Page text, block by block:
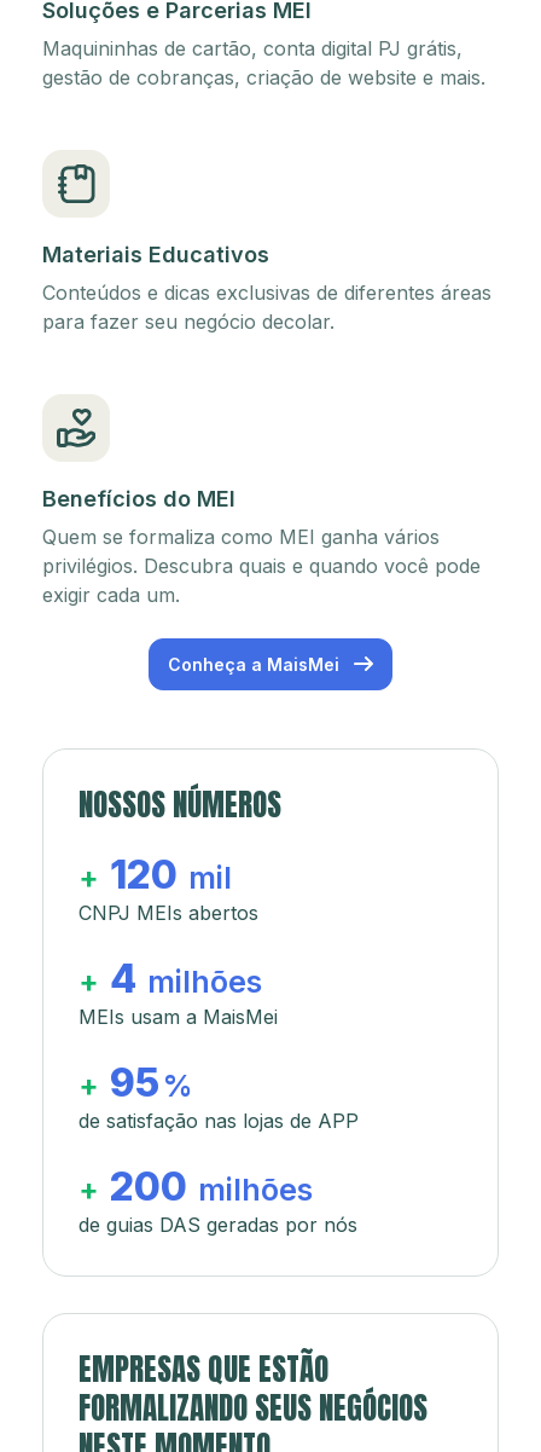
Soluções e Parcerias MEI
Maquininhas de cartão, conta digital PJ grátis,
gestão de cobranças, criação de website e mais.
Materiais Educativos
Conteúdos e dicas exclusivas de diferentes áreas
para fazer seu negócio decolar.
Benefícios do MEI
Quem se formaliza como MEI ganha vários
privilégios. Descubra quais e quando você pode
exigir cada um.
Conheça a MaisMei
NOSSOS NÚMEROS
+ 120 mil
CNPJ MEIs abertos
+ 4 milhões
MEIs usam a MaisMei
+ 95 %
de satisfação nas lojas de APP
+ 200 milhões
de guias DAS geradas por nós
EMPRESAS QUE ESTÃO
FORMALIZANDO SEUS NEGÓCIOS